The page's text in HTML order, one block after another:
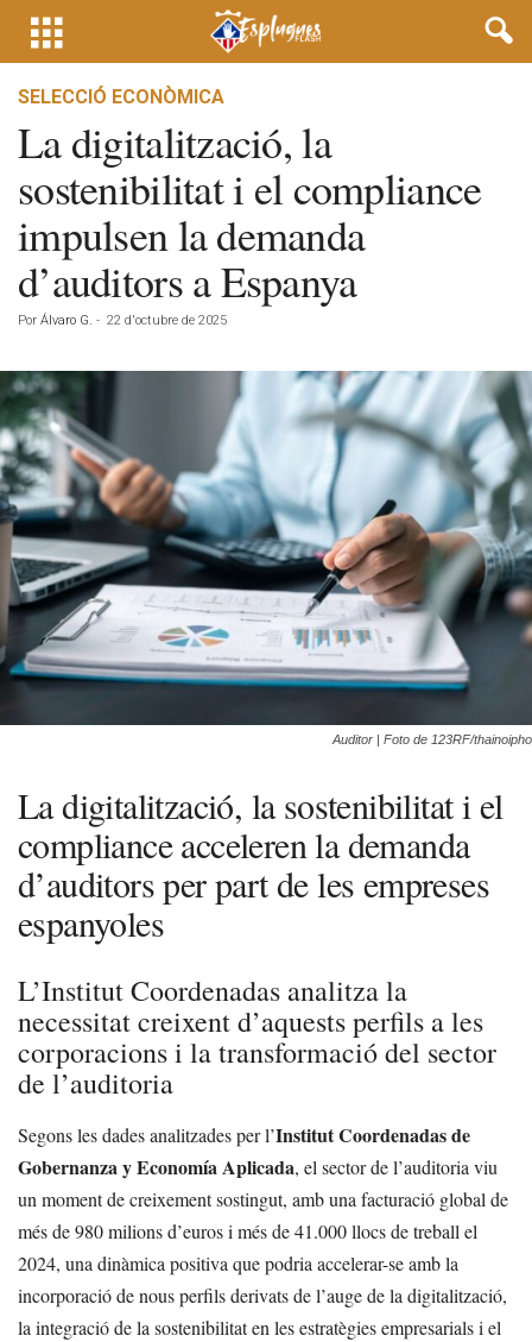
SELECCIÓ ECONÒMICA
La digitalització, la
sostenibilitat i el compliance
impulsen la demanda
d’auditors a Espanya
Por Álvaro G. - 22 d'octubre de 2025
Auditor | Foto de 123RF/thainoipho
La digitalització, la sostenibilitat i el
compliance acceleren la demanda
d’auditors per part de les empreses
espanyoles
L’Institut Coordenadas analitza la
necessitat creixent d’aquests perfils a les
corporacions i la transformació del sector
de l’auditoria
Segons les dades analitzades per l’Institut Coordenadas de
Gobernanza y Economía Aplicada, el sector de l’auditoria viu
un moment de creixement sostingut, amb una facturació global de
més de 980 milions d’euros i més de 41.000 llocs de treball el
2024, una dinàmica positiva que podria accelerar-se amb la
incorporació de nous perfils derivats de l’auge de la digitalització,
la integració de la sostenibilitat en les estratègies empresarials i el